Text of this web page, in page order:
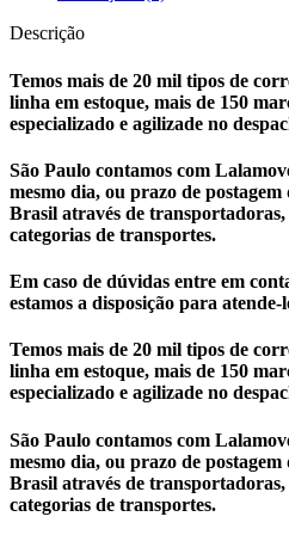
Descrição
Temos mais de 20 mil tipos de
linha em estoque, mais de 150
especializado e agilizade no
São Paulo contamos com
mesmo dia, ou prazo de
Brasil através de
categorias de transportes.
Em caso de dúvidas entre em
estamos a disposição para atende-
Temos mais de 20 mil tipos de
linha em estoque, mais de 150
especializado e agilizade no
São Paulo contamos com
mesmo dia, ou prazo de
Brasil através de
categorias de transportes.